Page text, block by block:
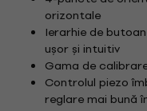
orizontale
Ierarhie de
ușor și intuitiv
Gama de
Controlul piezo
reglare mai bună